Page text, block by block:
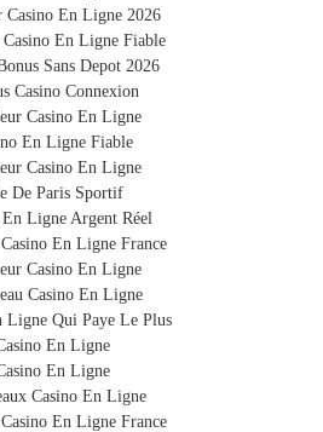
polluante du plastique, la
l’environnement et le
durable.
l’eau de telle sorte que la pluie et
ruissellent sur votre valise.
Casino En Ligne 2026
Casino En Ligne Fiable
Sans Depot 2026
Casino Connexion
Casino En Ligne
En Ligne Fiable
Casino En Ligne
De Paris Sportif
En Ligne Argent Réel
En Ligne France
Casino En Ligne
Casino En Ligne
Ligne Qui Paye Le Plus
En Ligne
En Ligne
Casino En Ligne
En Ligne France